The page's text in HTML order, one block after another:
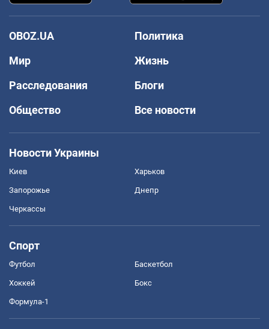
OBOZ.UA
Политика
Мир
Жизнь
Расследования
Блоги
Общество
Все новости
Новости Украины
Киев Харьков
Запорожье Днепр
Черкассы
Спорт
Футбол Баскетбол
Хоккей Бокс
Формула-1